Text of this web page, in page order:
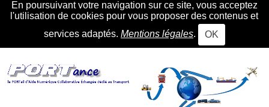
En poursuivant votre navigation sur ce site, vous acceptez
l'utilisation de cookies pour vous proposer des contenus et
services adaptés. Mentions légales. OK